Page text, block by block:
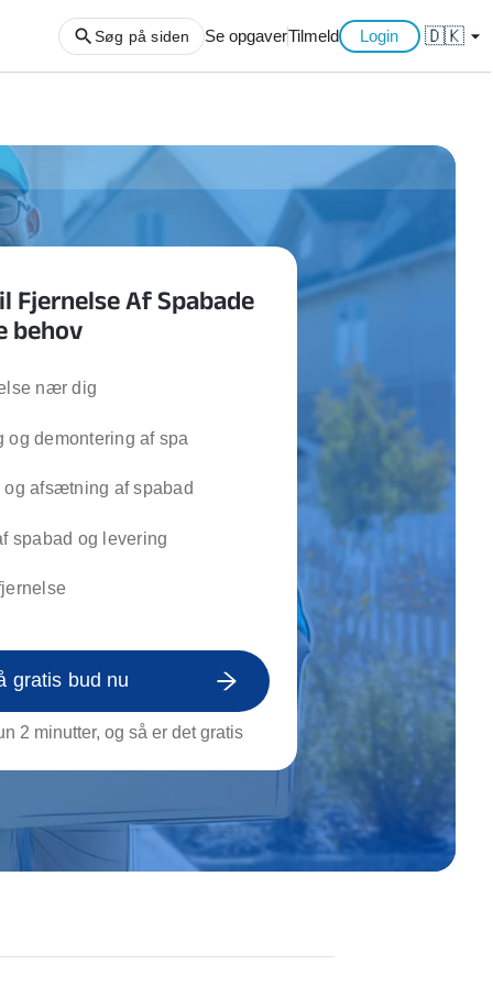
af haveaffald
af storskrald
af køkken
af genstande
Søg på siden Se opgaverTilmeld Login 🇩🇰 arrow_drop_down
Fjernelse Af Spabade
behov
nær dig
og demontering af spa
og afsætning af spabad
spabad og levering
gratis bud nu
2 minutter, og så er det gratis